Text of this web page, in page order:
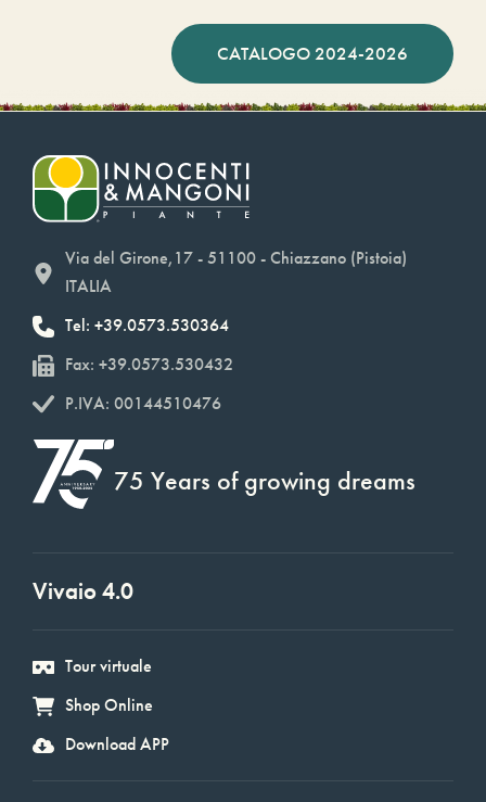
CATALOGO 2024-2026
Via del Girone,17 - 51100 - Chiazzano (Pistoia)
ITALIA
Tel: +39.0573.530364
Fax: +39.0573.530432
P.IVA: 00144510476
75 Years of growing dreams
Vivaio 4.0
Tour virtuale
Shop Online
Download APP